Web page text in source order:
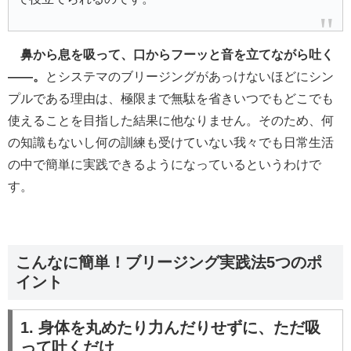
鼻から息を吸って、口からフーッと音を立てながら吐く
――。
とシステマのブリージングがあっけないほどにシン
プルである理由は、極限まで無駄を省きいつでもどこでも
使えることを目指した結果に他なりません。そのため、何
の知識もないし何の訓練も受けていない我々でも日常生活
の中で簡単に実践できるようになっているというわけで
す。
こんなに簡単！ブリージング実践法5つのポ
イント
1. 身体を丸めたり力んだりせずに、ただ吸
って吐くだけ